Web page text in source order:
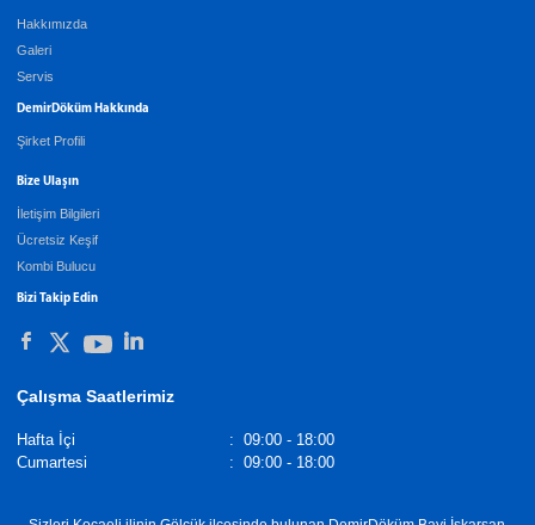
Hakkımızda
Galeri
Servis
DemirDöküm Hakkında
Şirket Profili
Bize Ulaşın
İletişim Bilgileri
Ücretsiz Keşif
Kombi Bulucu
Bizi Takip Edin
Çalışma Saatlerimiz
Hafta İçi : 09:00 - 18:00
Cumartesi
: 09:00 - 18:00